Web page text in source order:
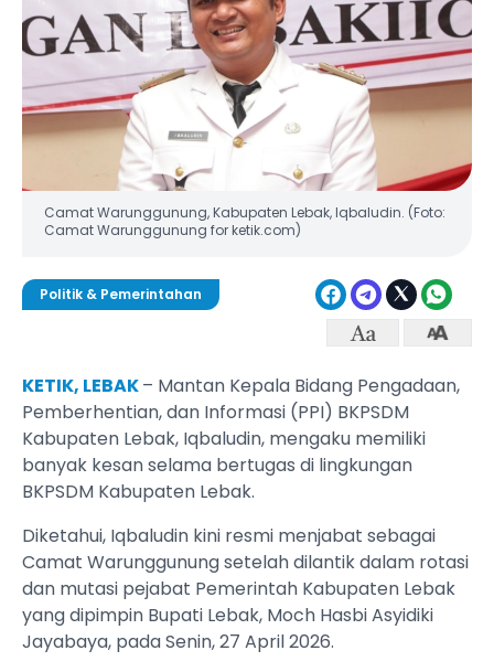
Camat Warunggunung, Kabupaten Lebak, Iqbaludin. (Foto:
Camat Warunggunung for ketik.com)
Politik & Pemerintahan
KETIK, LEBAK– Mantan Kepala Bidang Pengadaan,
Pemberhentian, dan Informasi (PPI) BKPSDM
Kabupaten Lebak, Iqbaludin, mengaku memiliki
banyak kesan selama bertugas di lingkungan
BKPSDM Kabupaten Lebak.
Diketahui, Iqbaludin kini resmi menjabat sebagai
Camat Warunggunung setelah dilantik dalam rotasi
dan mutasi pejabat Pemerintah Kabupaten Lebak
yang dipimpin Bupati Lebak, Moch Hasbi Asyidiki
Jayabaya, pada Senin, 27 April 2026.